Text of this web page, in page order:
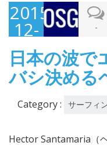
2015-
12-
16
-
日本の波で
バシ決める
Category : サーフィ
Hector Santamaria（